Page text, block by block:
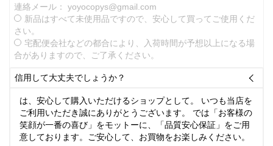
連絡メール： yoyocopys@gmail.com
新品はすべて未使用品ですので、安心して買ってご使用くだ
さい。
宅配便会社などの都合により、入荷時間が予想以上になる場
合がありますので、ご了承ください。
信用して大丈夫でしょうか？ 
は、安心して購入いただけるショップとして。 いつも当店を
ご利用いただき誠にありがとうございます。 では「お客様の
笑顔が一番の喜び」をモットーに、「品質安心保証」をご用
意しております。ご安心して、お買物をお楽しみください。